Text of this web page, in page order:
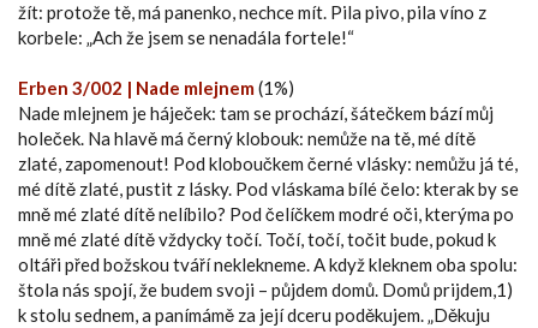
žít: protože tě, má panenko, nechce mít. Pila pivo, pila víno z
korbele: „Ach že jsem se nenadála fortele!“
Erben 3/002 | Nade mlejnem(1%)
Nade mlejnem je háječek: tam se prochází, šátečkem bází můj
holeček. Na hlavě má černý klobouk: nemůže na tě, mé dítě
zlaté, zapomenout! Pod kloboučkem černé vlásky: nemůžu já té,
mé dítě zlaté, pustit z lásky. Pod vláskama bílé čelo: kterak by se
mně mé zlaté dítě nelíbilo? Pod čelíčkem modré oči, kterýma po
mně mé zlaté dítě vždycky točí. Točí, točí, točit bude, pokud k
oltáři před božskou tváří neklekneme. A když kleknem oba spolu:
štola nás spojí, že budem svoji – půjdem domů. Domů prijdem,1)
k stolu sednem, a panímámě za její dceru poděkujem. „Děkuju